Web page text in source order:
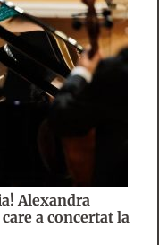
Alexandra
a concertat la